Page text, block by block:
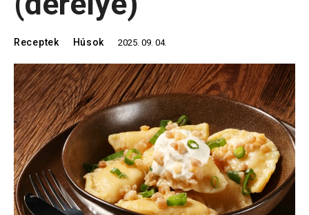
Receptek Húsok 2025. 09. 04.